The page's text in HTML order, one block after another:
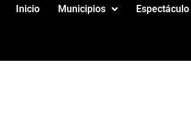
Inicio Municipios Espectáculo